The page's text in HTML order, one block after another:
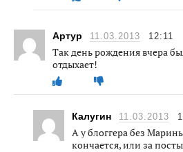
Артур 11.03.2013 12:11
Так день рождения вчера
отдыхает!
Калугин 11.03.2013
А у блоггера без
кончается, или за